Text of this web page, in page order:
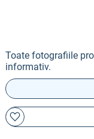
Toate fotografiile
informativ.